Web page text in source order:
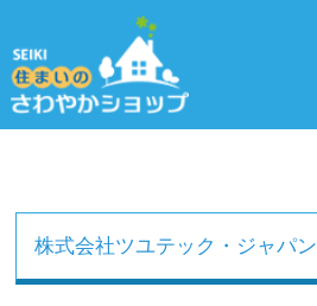
株式会社ツユテック・ジャパン